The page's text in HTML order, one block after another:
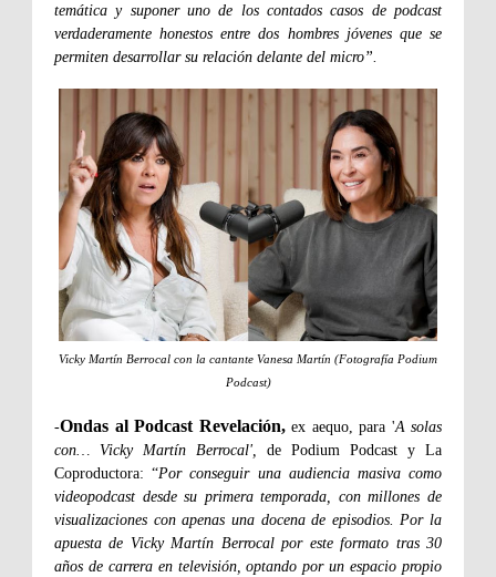
temática y suponer uno de los contados casos de podcast
verdaderamente honestos entre dos hombres jóvenes que se
permiten desarrollar su relación delante del micro”.
Vicky Martín Berrocal con la cantante Vanesa Martín (Fotografía Podium
Podcast)
-Ondas al Podcast Revelación,ex aequo, para 'A solas
con… Vicky Martín Berrocal',
de Podium Podcast y La
Coproductora: “Por conseguir una audiencia masiva como
videopodcast desde su primera temporada, con millones de
visualizaciones con apenas una docena de episodios. Por la
apuesta de Vicky Martín Berrocal por este formato tras 30
años de carrera en televisión, optando por un espacio propio